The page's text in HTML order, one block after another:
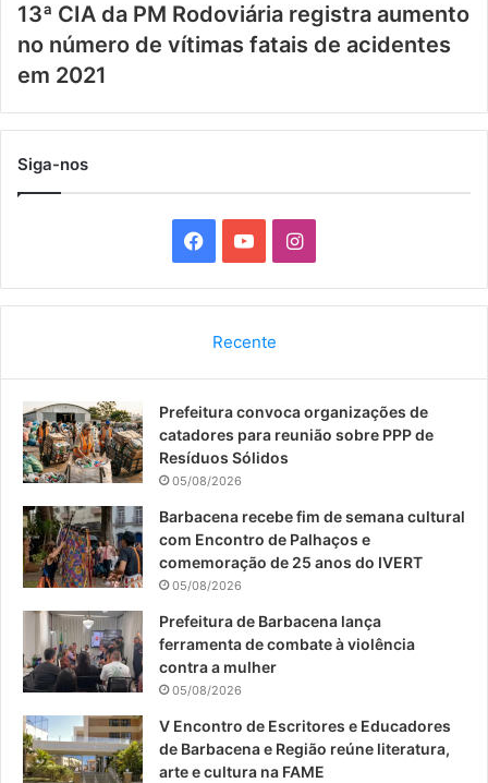
13ª CIA da PM Rodoviária registra aumento
no número de vítimas fatais de acidentes
em 2021
Siga-nos
a
b
o
k
o
u
b
I
n
a
a
Recente
Prefeitura convoca organizações de
catadores para reunião sobre PPP de
Resíduos Sólidos
05/08/2026
Barbacena recebe fim de semana cultural
com Encontro de Palhaços e
comemoração de 25 anos do IVERT
05/08/2026
Prefeitura de Barbacena lança
ferramenta de combate à violência
contra a mulher
05/08/2026
V Encontro de Escritores e Educadores
de Barbacena e Região reúne literatura,
arte e cultura na FAME